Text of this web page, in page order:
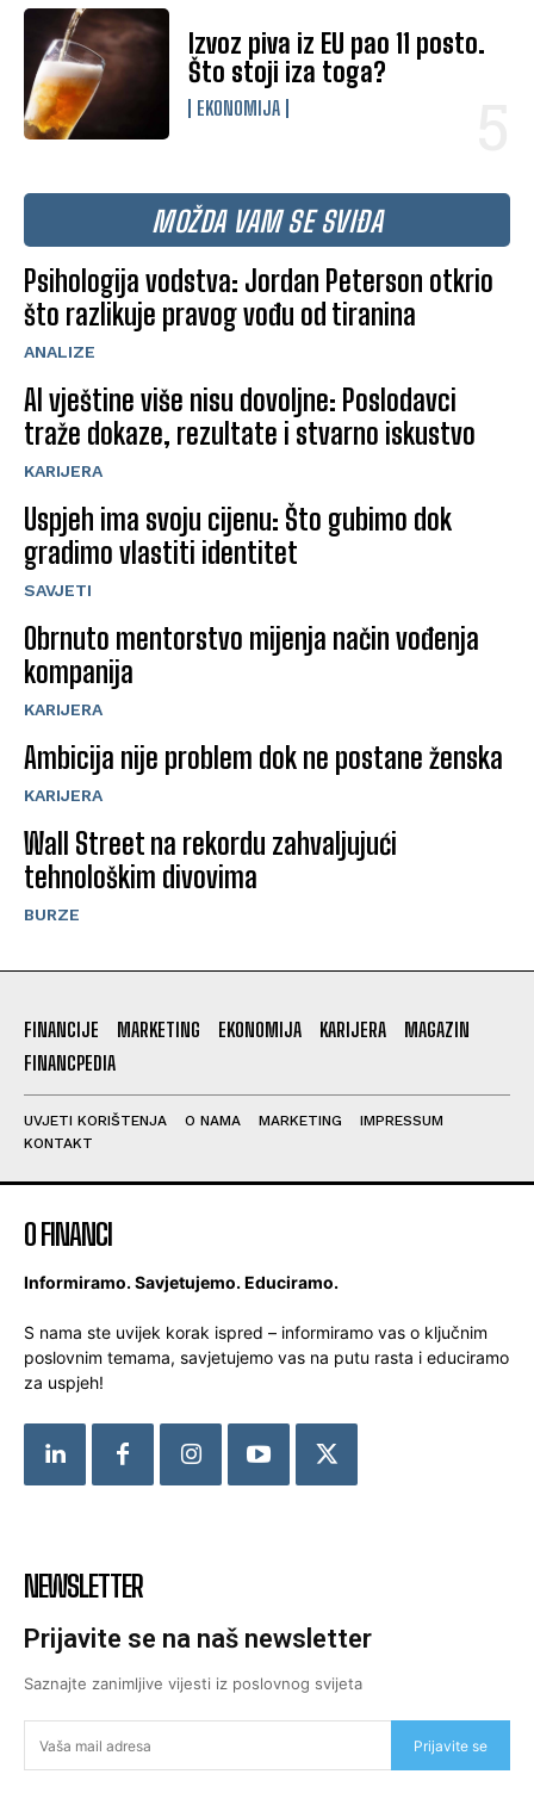
Izvoz piva iz EU pao 11 posto.
Što stoji iza toga?
EKONOMIJA
MOŽDA VAM SE SVIĐA
Psihologija vodstva: Jordan Peterson otkrio
što razlikuje pravog vođu od tiranina
ANALIZE
AI vještine više nisu dovoljne: Poslodavci
traže dokaze, rezultate i stvarno iskustvo
KARIJERA
Uspjeh ima svoju cijenu: Što gubimo dok
gradimo vlastiti identitet
SAVJETI
Obrnuto mentorstvo mijenja način vođenja
kompanija
KARIJERA
Ambicija nije problem dok ne postane ženska
KARIJERA
Wall Street na rekordu zahvaljujući
tehnološkim divovima
BURZE
FINANCIJE MARKETING EKONOMIJA KARIJERA
MAGAZIN
FINANCPEDIA
UVJETI KORIŠTENJA O NAMA MARKETING
IMPRESSUM
KONTAKT
O FINANCI
Informiramo. Savjetujemo. Educiramo.
S nama ste uvijek korak ispred – informiramo vas o ključnim
poslovnim temama, savjetujemo vas na putu rasta i educiramo
za uspjeh!
NEWSLETTER
Prijavite se na naš newsletter
Saznajte zanimljive vijesti iz poslovnog svijeta
Prijavite se